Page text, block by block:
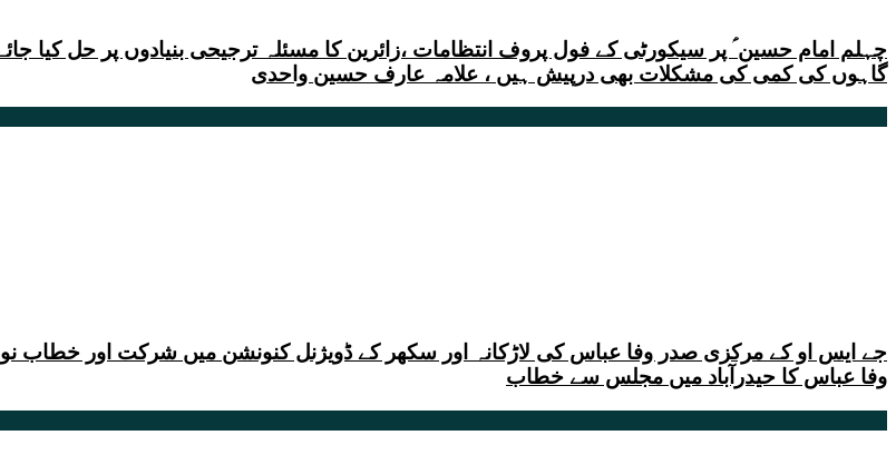
چہلم امام حسین ؑ پر سیکورٹی کے فول پروف انتظامات ،زائرین کا مسئلہ ترجیحی بنیادوں پر حل کیا
گاہوں کی کمی کی مشکلات بھی درپیش ہیں ، علامہ عارف حسین واحدی
جے ایس او کے مرکزی صدر وفا عباس کی لاڑکانہ اور سکھر کے ڈویژنل کنونشن میں شرکت اور خطاب
وفا عباس کا حیدرآباد میں مجلس سے خطاب